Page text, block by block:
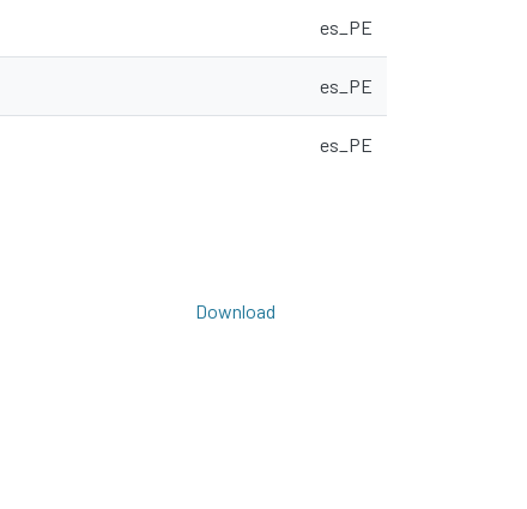
es_PE
es_PE
es_PE
Download